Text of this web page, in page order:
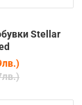
Stellar